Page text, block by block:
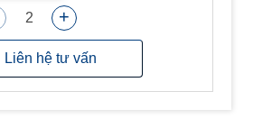
2 +
Liên hệ tư vấn